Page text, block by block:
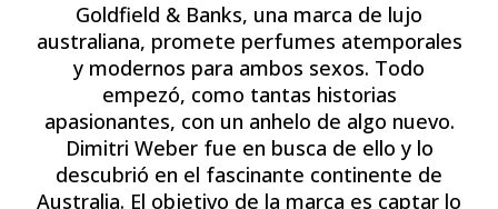
Goldfield & Banks, una marca de lujo
australiana, promete perfumes atemporales
y modernos para ambos sexos. Todo
empezó, como tantas historias
apasionantes, con un anhelo de algo nuevo.
Dimitri Weber fue en busca de ello y lo
descubrió en el fascinante continente de
Australia. El objetivo de la marca es captar lo